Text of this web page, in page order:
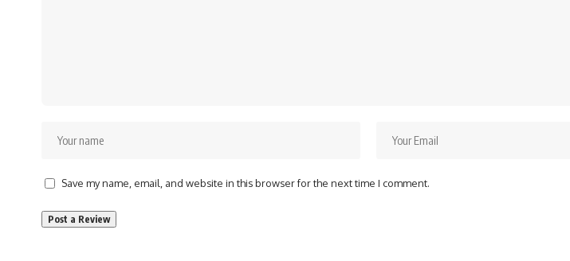
Save my name, email, and website in this browser for the next time I comment.